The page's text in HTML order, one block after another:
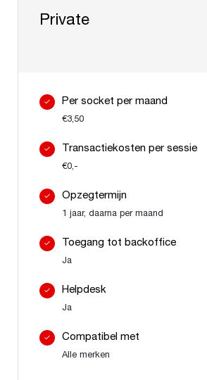
Private
Per socket per maand
€3,50
Transactiekosten per sessie
€0,-
Opzegtermijn
1 jaar, daarna per maand
Toegang tot backoffice
Ja
Helpdesk
Ja
Compatibel met
Alle merken